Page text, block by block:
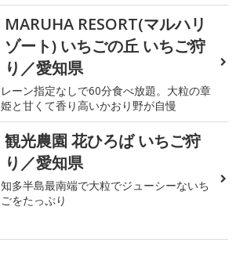
MARUHA RESORT(マルハリ
ゾート) いちごの丘 いちご狩
り／愛知県
レーン指定なしで60分食べ放題。大粒の章
姫と甘くて香り高いかおり野が自慢
観光農園 花ひろば いちご狩
り／愛知県
知多半島最南端で大粒でジューシーないち
ごをたっぷり